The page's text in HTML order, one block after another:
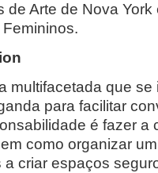
de Arte de Nova
multifacetada que se
para facilitar
é fazer a
como organizar
criar espaços